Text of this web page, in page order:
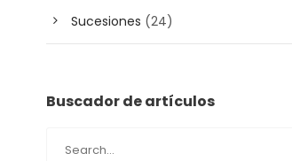
Sucesiones (24)
Buscador de artículos